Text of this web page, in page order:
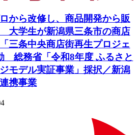
から改修し、商品開発から販
大学生が新潟県三条市の商店
三条中央商店街再生プロジェ
総務省「令和8年度 ふるさと
モデル実証事業」採択／新潟
携事業